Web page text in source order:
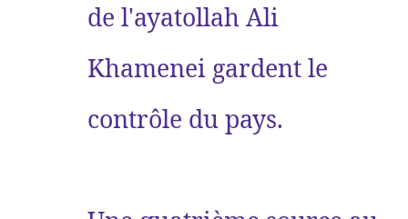
de l'ayatollah Ali
Khamenei gardent le
contrôle du pays.